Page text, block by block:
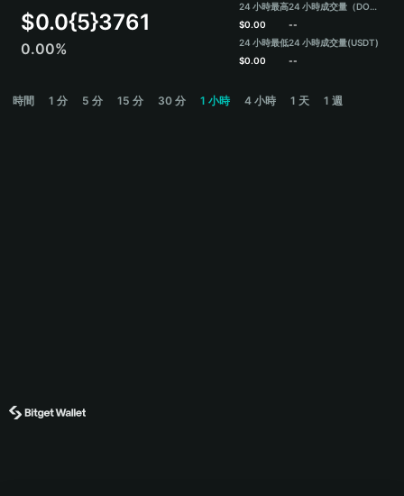
Español
$0.0{5}3761
0.00%
24 小時最高
$0.00
24 小時最低
$0.00
24 小時成交量（DOGE）
--
24 小時成交量(USDT)
--
時間 1 分 5 分 15 分 30 分 1 小時 4 小時 1 天 1 週